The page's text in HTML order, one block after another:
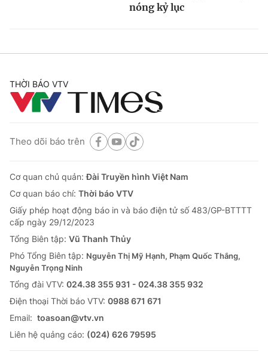
nóng kỷ lục
THỜI BÁO VTV
Theo dõi báo trên
Cơ quan chủ quản:Đài Truyền hình Việt Nam
Cơ quan báo chí: Thời báo VTV
Giấy phép hoạt động báo in và báo điện tử số 483/GP-BTTTT
cấp ngày 29/12/2023
Tổng Biên tập: Vũ Thanh Thủy
Phó Tổng Biên tập: Nguyễn Thị Mỹ Hạnh, Phạm Quốc Thắng,
Nguyễn Trọng Ninh
Tổng đài VTV: 024.38 355 931 - 024.38 355 932
Ðiện thoại Thời báo VTV: 0988 671 671
Email: toasoan@vtv.vn
Liên hệ quảng cáo: (024) 626 79595